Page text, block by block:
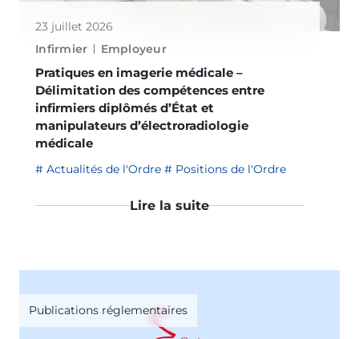
23 juillet 2026
Infirmier
Employeur
Pratiques en imagerie médicale –
Délimitation des compétences entre
infirmiers diplômés d’État et
manipulateurs d’électroradiologie
médicale
Actualités de l'Ordre Positions de l'Ordre
Lire la suite
Publications réglementaires